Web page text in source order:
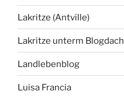
Lakritze (Antville)
Lakritze unterm Blogdach
Landlebenblog
Luisa Francia